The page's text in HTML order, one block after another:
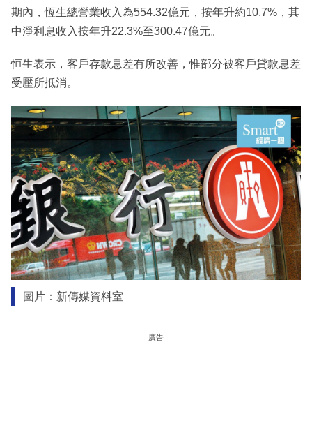
期內，恆生總營業收入為554.32億元，按年升約10.7%，其
中淨利息收入按年升22.3%至300.47億元。
恒生表示，客戶存款息差有所改善，惟部分被客戶貸款息差
受壓所抵消。
圖片：新傳媒資料室
廣告